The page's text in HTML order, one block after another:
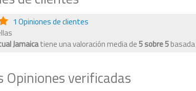
1 Opiniones de clientes
Jamaicatiene una valoración media de5sobre5
Opiniones verificadas